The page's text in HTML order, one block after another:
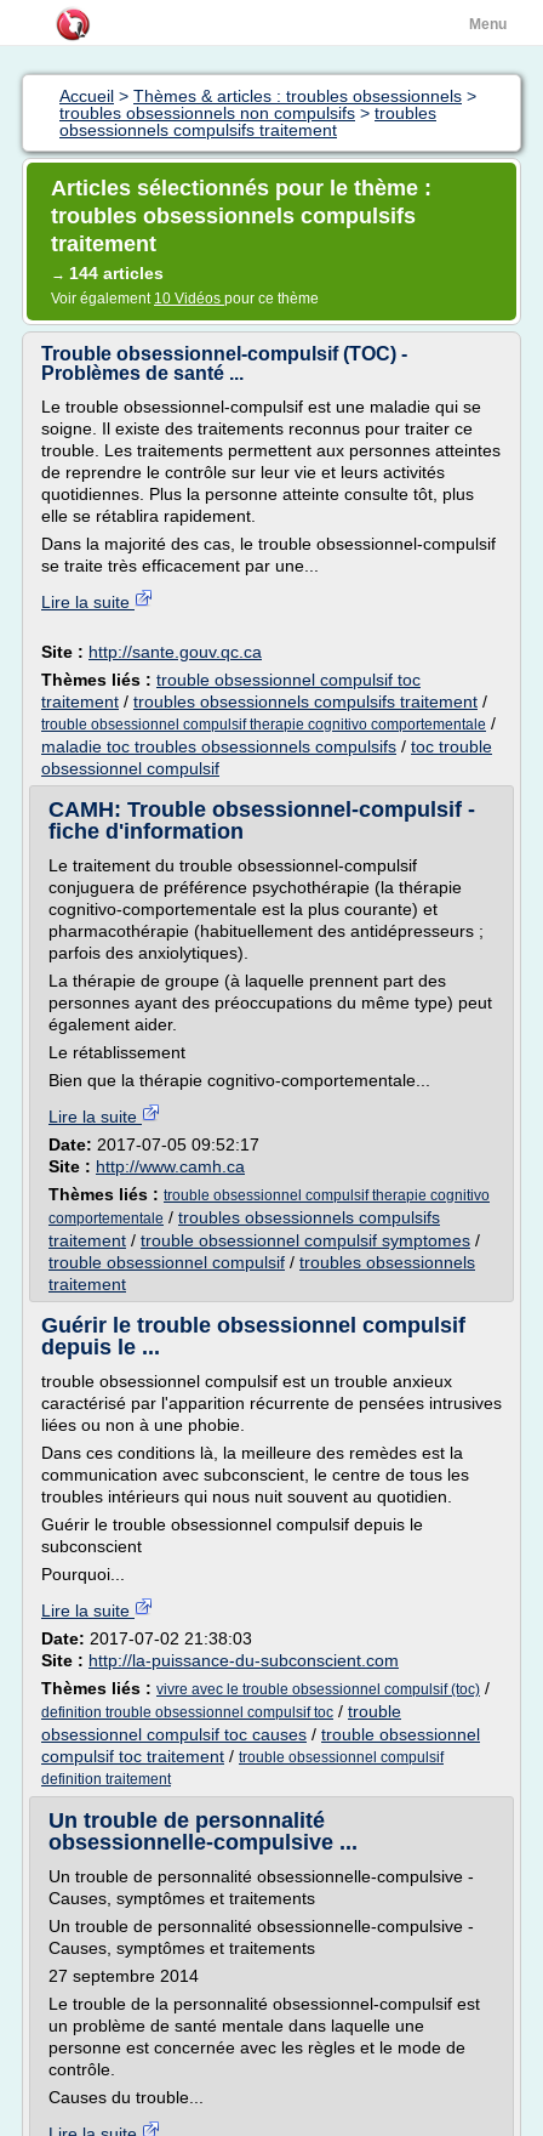
Menu
Accueil > Thèmes & articles : troubles obsessionnels >
troubles obsessionnels non compulsifs > troubles
obsessionnels compulsifs traitement
Articles sélectionnés pour le thème :
troubles obsessionnels compulsifs
traitement
→ 144 articles
Voir également 10 Vidéos pour ce thème
Trouble obsessionnel-compulsif (TOC) -
Problèmes de santé ...
Le trouble obsessionnel-compulsif est une maladie qui se
soigne. Il existe des traitements reconnus pour traiter ce
trouble. Les traitements permettent aux personnes atteintes
de reprendre le contrôle sur leur vie et leurs activités
quotidiennes. Plus la personne atteinte consulte tôt, plus
elle se rétablira rapidement.
Dans la majorité des cas, le trouble obsessionnel-compulsif
se traite très efficacement par une...
Lire la suite
Site : http://sante.gouv.qc.ca
Thèmes liés : trouble obsessionnel compulsif toc
traitement / troubles obsessionnels compulsifs traitement /
trouble obsessionnel compulsif therapie cognitivo comportementale /
maladie toc troubles obsessionnels compulsifs / toc trouble
obsessionnel compulsif
CAMH: Trouble obsessionnel-compulsif -
fiche d'information
Le traitement du trouble obsessionnel-compulsif
conjuguera de préférence psychothérapie (la thérapie
cognitivo-comportementale est la plus courante) et
pharmacothérapie (habituellement des antidépresseurs ;
parfois des anxiolytiques).
La thérapie de groupe (à laquelle prennent part des
personnes ayant des préoccupations du même type) peut
également aider.
Le rétablissement
Bien que la thérapie cognitivo-comportementale...
Lire la suite
Date: 2017-07-05 09:52:17
Site : http://www.camh.ca
Thèmes liés : trouble obsessionnel compulsif therapie cognitivo
comportementale / troubles obsessionnels compulsifs
traitement / trouble obsessionnel compulsif symptomes /
trouble obsessionnel compulsif / troubles obsessionnels
traitement
Guérir le trouble obsessionnel compulsif
depuis le ...
trouble obsessionnel compulsif est un trouble anxieux
caractérisé par l'apparition récurrente de pensées intrusives
liées ou non à une phobie.
Dans ces conditions là, la meilleure des remèdes est la
communication avec subconscient, le centre de tous les
troubles intérieurs qui nous nuit souvent au quotidien.
Guérir le trouble obsessionnel compulsif depuis le
subconscient
Pourquoi...
Lire la suite
Date: 2017-07-02 21:38:03
Site : http://la-puissance-du-subconscient.com
Thèmes liés : vivre avec le trouble obsessionnel compulsif (toc) /
definition trouble obsessionnel compulsif toc / trouble
obsessionnel compulsif toc causes / trouble obsessionnel
compulsif toc traitement / trouble obsessionnel compulsif
definition traitement
Un trouble de personnalité
obsessionnelle-compulsive ...
Un trouble de personnalité obsessionnelle-compulsive -
Causes, symptômes et traitements
Un trouble de personnalité obsessionnelle-compulsive -
Causes, symptômes et traitements
27 septembre 2014
Le trouble de la personnalité obsessionnel-compulsif est
un problème de santé mentale dans laquelle une
personne est concernée avec les règles et le mode de
contrôle.
Causes du trouble...